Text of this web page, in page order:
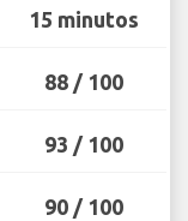
15 minutos
88 / 100
93 / 100
90 / 100